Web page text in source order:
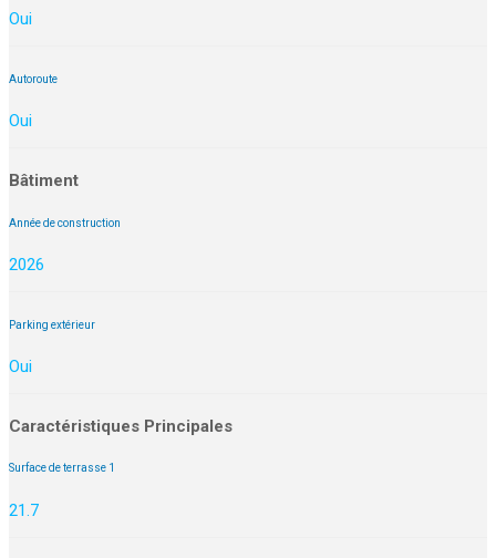
Oui
Autoroute
Oui
Bâtiment
Année de construction
2026
Parking extérieur
Oui
Caractéristiques Principales
Surface de terrasse 1
21.7